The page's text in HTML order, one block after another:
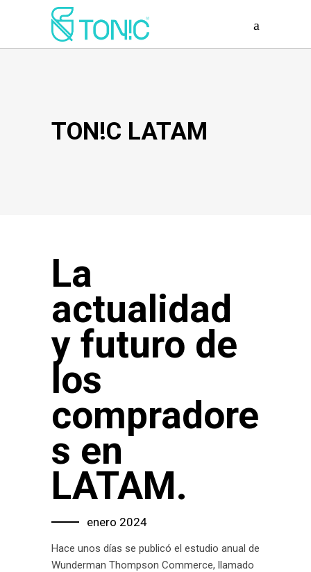
TON!C LATAM
La
actualidad
y futuro de
los
compradore
s en
LATAM.
enero 2024
Hace unos días se publicó el estudio anual de
Wunderman Thompson Commerce, llamado